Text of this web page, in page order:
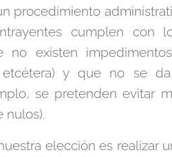
procedimiento
cumplen con
no existen
etcétera) y que no se
se pretenden evitar
nulos).
elección es realizar